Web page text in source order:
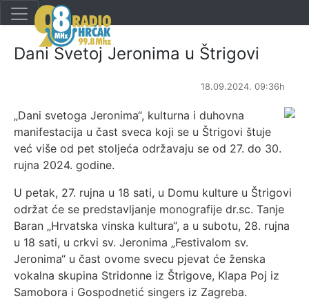
Dani Svetoj Jeronima u Štrigovi
18.09.2024. 09:36h
„Dani svetoga Jeronima“, kulturna i duhovna
manifestacija u čast sveca koji se u Štrigovi štuje
već više od pet stoljeća održavaju se od 27. do 30.
rujna 2024. godine.
U petak, 27. rujna u 18 sati, u Domu kulture u Štrigovi
održat će se predstavljanje monografije dr.sc. Tanje
Baran „Hrvatska vinska kultura“, a u subotu, 28. rujna
u 18 sati, u crkvi sv. Jeronima „Festivalom sv.
Jeronima“ u čast ovome svecu pjevat će ženska
vokalna skupina Stridonne iz Štrigove, Klapa Poj iz
Samobora i Gospodnetić singers iz Zagreba.